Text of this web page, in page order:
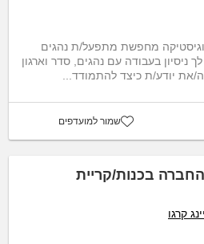
מחפשת מתפעל/ת נהגים
ניסיון בעבודה עם נהגים, סדר וארגון
שמור למועדפים
בכנות/קריית
קרגו